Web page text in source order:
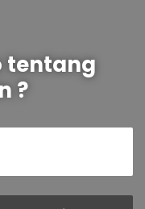
tentang
?